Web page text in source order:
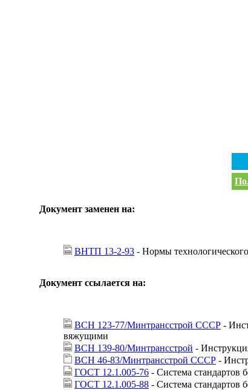
Документ заменен на:
ВНТП 13-2-93 - Нормы
Документ ссылается на:
ВСН 123-77/Минтрансстрой СССР -
вяжущими
ВСН 139-80/Минтрансстрой -
ВСН 46-83/Минтрансстрой СССР -
ГОСТ 12.1.005-76 - Система стандартов
ГОСТ 12.1.005-88 - Система стандартов